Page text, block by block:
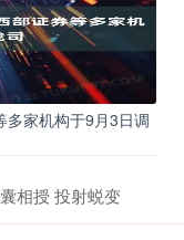
多家机构于9月3日调
相授 投射蜕变